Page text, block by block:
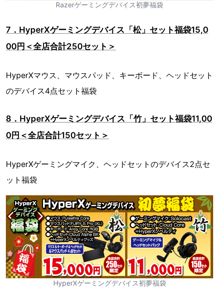
Razerゲーミングデバイス初夢福袋
7．HyperXゲーミングデバイス「松」セット福袋15,0
00円＜全店合計250セット＞
HyperXマウス、マウスパッド、キーボード、ヘッドセット
のデバイス4点セット福袋
8．HyperXゲーミングデバイス「竹」セット福袋11,00
0円＜全店合計150セット＞
HyperXゲーミングマイク、ヘッドセットのデバイス2点セ
ット福袋
HyperXゲーミングデバイス初夢福袋